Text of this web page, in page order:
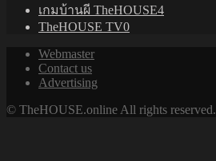
เกมบ้านผี TheHOUSE4
TheHOUSE TV0
Webmaster
Contact us
Advertising
© TheHOUSE.online All rights reserved.